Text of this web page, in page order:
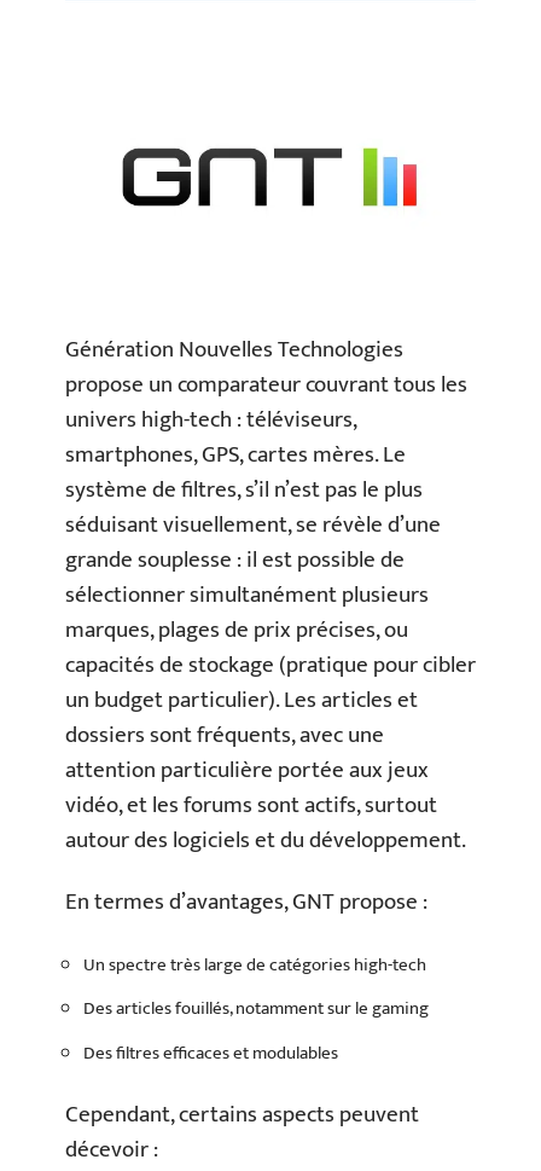
Génération Nouvelles Technologies
propose un comparateur couvrant tous les
univers high-tech : téléviseurs,
smartphones, GPS, cartes mères. Le
système de filtres, s’il n’est pas le plus
séduisant visuellement, se révèle d’une
grande souplesse : il est possible de
sélectionner simultanément plusieurs
marques, plages de prix précises, ou
capacités de stockage (pratique pour cibler
un budget particulier). Les articles et
dossiers sont fréquents, avec une
attention particulière portée aux jeux
vidéo, et les forums sont actifs, surtout
autour des logiciels et du développement.
En termes d’avantages, GNT propose :
Un spectre très large de catégories high-tech
Des articles fouillés, notamment sur le gaming
Des filtres efficaces et modulables
Cependant, certains aspects peuvent
décevoir :